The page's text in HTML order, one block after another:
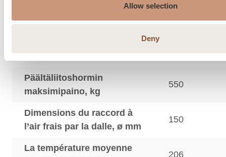
Allow selection
Deny
cheminée, ø mm
mm
Päältäliitoshormin
maksimipaino, kg
550
Dimensions du raccord à
l’air frais par la dalle, ø mm
150
La température moyenne
206